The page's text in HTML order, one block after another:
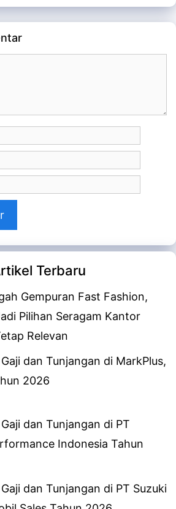
Terbaru
Gempuran Fast Fashion,
Pilihan Seragam Kantor
Relevan
dan Tunjangan di MarkPlus,
2026
dan Tunjangan di PT
Indonesia Tahun
dan Tunjangan di PT Suzuki